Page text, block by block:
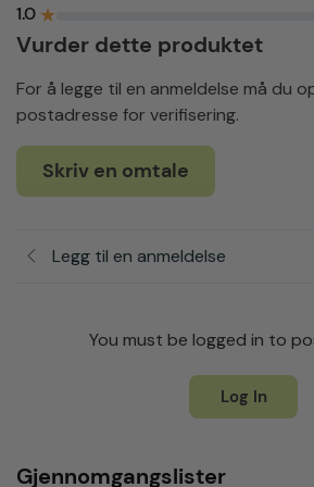
1.0 ★
Vurder dette produktet
For å legge til en anmeldelse må du
postadresse for verifisering.
Skriv en omtale
Legg til en anmeldelse
You must be logged in to
Log In
Gjennomgangslister